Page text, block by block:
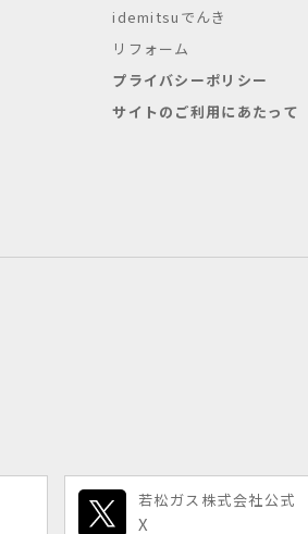
idemitsuでんき
リフォーム
プライバシーポリシー
サイトのご利用にあたって
若松ガス株式会社公式
X